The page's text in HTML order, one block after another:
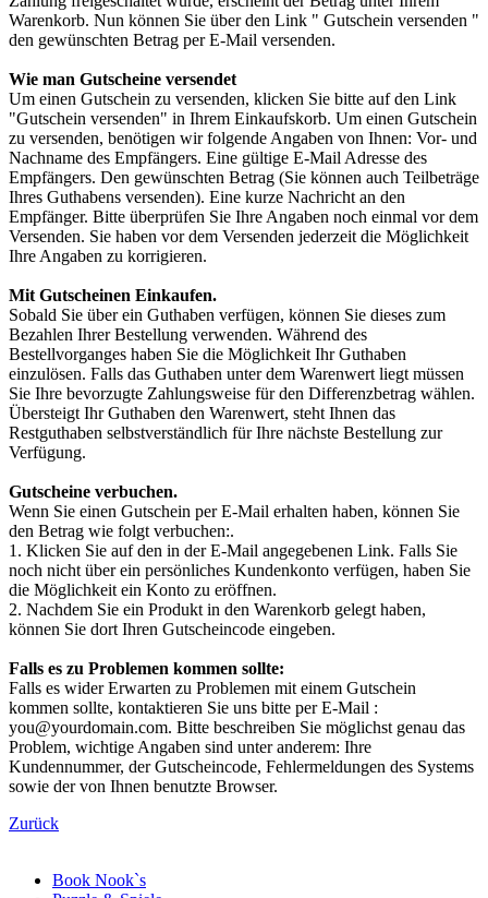
Warenkorb. Nun können Sie über den Link " Gutschein versenden "
den gewünschten Betrag per E-Mail versenden.
Wie man Gutscheine versendet
Um einen Gutschein zu versenden, klicken Sie bitte auf den Link
"Gutschein versenden" in Ihrem Einkaufskorb. Um einen Gutschein
zu versenden, benötigen wir folgende Angaben von Ihnen: Vor- und
Nachname des Empfängers. Eine gültige E-Mail Adresse des
Empfängers. Den gewünschten Betrag (Sie können auch Teilbeträge
Ihres Guthabens versenden). Eine kurze Nachricht an den
Empfänger. Bitte überprüfen Sie Ihre Angaben noch einmal vor dem
Versenden. Sie haben vor dem Versenden jederzeit die Möglichkeit
Ihre Angaben zu korrigieren.
Mit Gutscheinen Einkaufen.
Sobald Sie über ein Guthaben verfügen, können Sie dieses zum
Bezahlen Ihrer Bestellung verwenden. Während des
Bestellvorganges haben Sie die Möglichkeit Ihr Guthaben
einzulösen. Falls das Guthaben unter dem Warenwert liegt müssen
Sie Ihre bevorzugte Zahlungsweise für den Differenzbetrag wählen.
Übersteigt Ihr Guthaben den Warenwert, steht Ihnen das
Restguthaben selbstverständlich für Ihre nächste Bestellung zur
Verfügung.
Gutscheine verbuchen.
Wenn Sie einen Gutschein per E-Mail erhalten haben, können Sie
den Betrag wie folgt verbuchen:.
1. Klicken Sie auf den in der E-Mail angegebenen Link. Falls Sie
noch nicht über ein persönliches Kundenkonto verfügen, haben Sie
die Möglichkeit ein Konto zu eröffnen.
2. Nachdem Sie ein Produkt in den Warenkorb gelegt haben,
können Sie dort Ihren Gutscheincode eingeben.
Falls es zu Problemen kommen sollte:
Falls es wider Erwarten zu Problemen mit einem Gutschein
kommen sollte, kontaktieren Sie uns bitte per E-Mail :
you@yourdomain.com. Bitte beschreiben Sie möglichst genau das
Problem, wichtige Angaben sind unter anderem: Ihre
Kundennummer, der Gutscheincode, Fehlermeldungen des Systems
sowie der von Ihnen benutzte Browser.
Zurück
Book Nook`s